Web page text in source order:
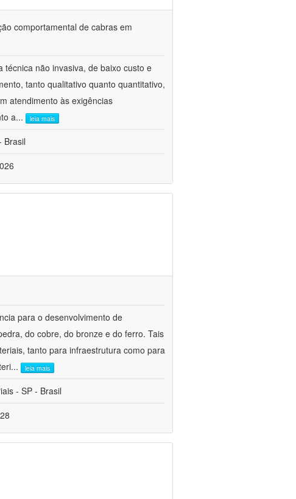
comportamental de cabras em
não invasiva, de baixo custo e
tanto qualitativo quanto quantitativo,
atendimento às exigências
a... leia mais
Brasil
para o desenvolvimento de
do cobre, do bronze e do ferro. Tais
tanto para infraestrutura como para
... leia mais
- SP - Brasil